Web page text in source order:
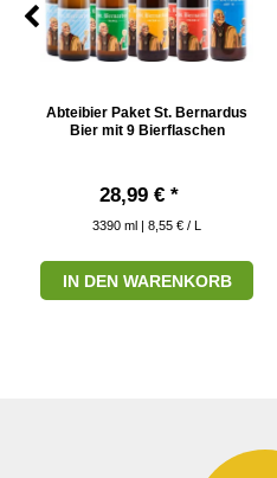
Abteibier Paket St. Bernardus
Bier mit 9 Bierflaschen
28,99 € *
3390 ml | 8,55 € / L
IN DEN WARENKORB